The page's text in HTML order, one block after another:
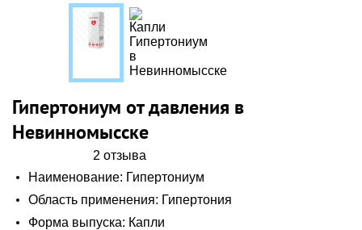
Гипертониум от давления в
Невинномысске
2 отзыва
Наименование: Гипертониум
Область применения: Гипертония
Форма выпуска: Капли